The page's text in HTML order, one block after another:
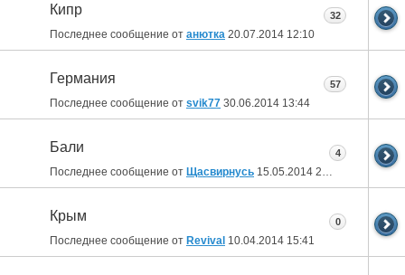
Кипр
Последнее сообщение от анютка 20.07.2014 12:10
32
Германия
Последнее сообщение от svik77 30.06.2014 13:44
57
Бали
Последнее сообщение от Щасвирнусь 15.05.2014 22:50
4
Крым
Последнее сообщение от Revival 10.04.2014 15:41
0